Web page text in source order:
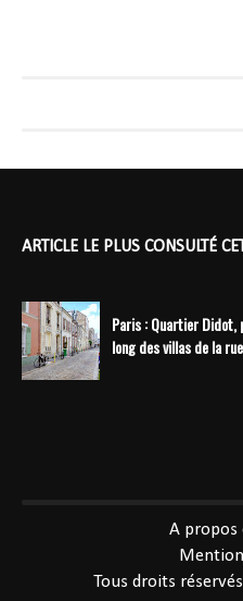
ARTICLE LE PLUS CONSULTÉ
Paris : Quartier Didot,
long des villas de la
A propos
Tous droits